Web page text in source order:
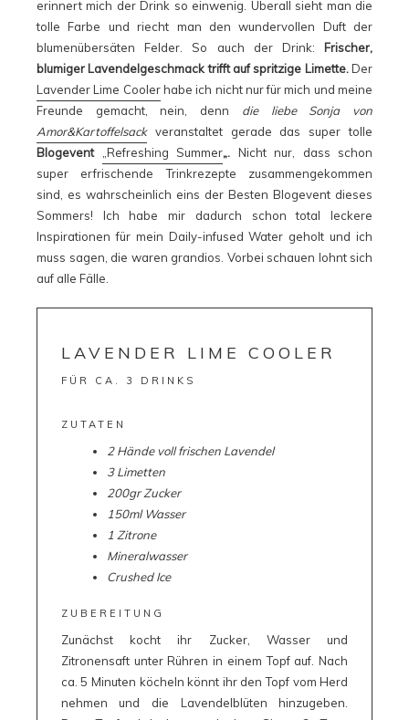
erinnert mich der Drink so einwenig. Überall sieht man die
tolle Farbe und riecht man den wundervollen Duft der
blumenübersäten Felder. So auch der Drink: Frischer,
blumiger Lavendelgeschmack trifft auf spritzige Limette.Der
Lavender Lime Coolerhabe ich nicht nur für mich und meine
Freunde gemacht, nein, denn die liebe Sonja von
Amor&Kartoffelsackveranstaltet gerade das super tolle
Blogevent
„Refreshing Summer„. Nicht nur, dass schon
super erfrischende Trinkrezepte zusammengekommen
sind, es wahrscheinlich eins der Besten Blogevent dieses
Sommers! Ich habe mir dadurch schon total leckere
Inspirationen für mein Daily-infused Water geholt und ich
muss sagen, die waren grandios. Vorbei schauen lohnt sich
auf alle Fälle.
LAVENDER LIME COOLER
FÜR CA. 3 DRINKS
ZUTATEN
2 Hände voll frischen Lavendel
3 Limetten
200gr Zucker
150ml Wasser
1 Zitrone
Mineralwasser
Crushed Ice
ZUBEREITUNG
Zunächst kocht ihr Zucker, Wasser und
Zitronensaft unter Rühren in einem Topf auf. Nach
ca. 5 Minuten köcheln könnt ihr den Topf vom Herd
nehmen und die Lavendelblüten hinzugeben.